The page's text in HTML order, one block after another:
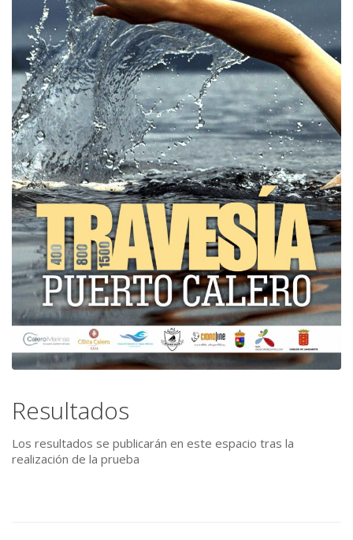
Resultados
Los resultados se publicarán en este espacio tras la
realización de la prueba